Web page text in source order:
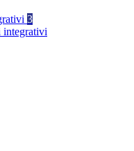
3
integrativi